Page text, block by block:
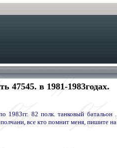
47545. в 1981-1983годах.
1983гг. 82 полк. танковый батальон .
все кто помнит меня, пишите на